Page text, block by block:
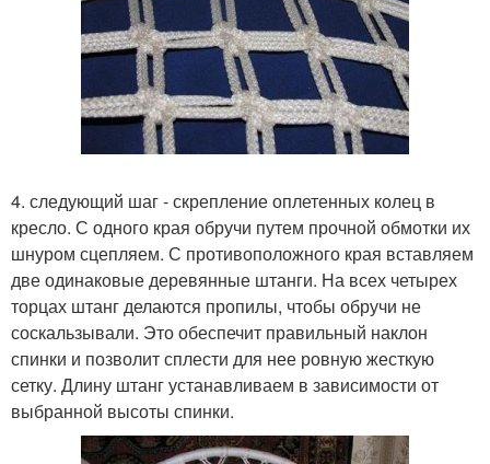
4. следующий шаг - скрепление оплетенных колец в
кресло. С одного края обручи путем прочной обмотки их
шнуром сцепляем. С противоположного края вставляем
две одинаковые деревянные штанги. На всех четырех
торцах штанг делаются пропилы, чтобы обручи не
соскальзывали. Это обеспечит правильный наклон
спинки и позволит сплести для нее ровную жесткую
сетку. Длину штанг устанавливаем в зависимости от
выбранной высоты спинки.